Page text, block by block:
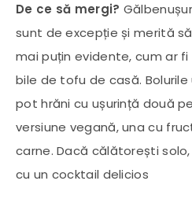
De ce să mergi?
sunt de excepție și merită
mai puțin evidente, cum ar
bile de tofu de casă. Bolurile
pot hrăni cu ușurință două
versiune vegană, una cu
carne. Dacă călătorești
cu un cocktail delicios